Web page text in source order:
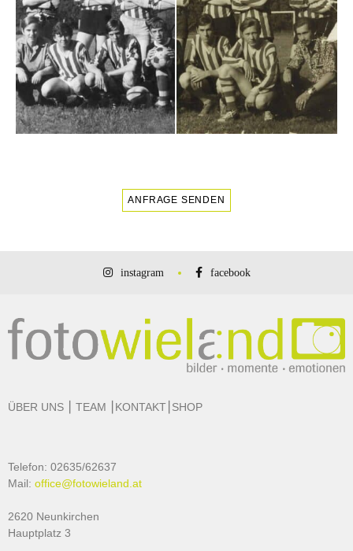
ANFRAGE SENDEN
instagram facebook
ÜBER UNS TEAM KONTAKT SHOP
Telefon: 02635/62637
Mail: office@fotowieland.at
2620 Neunkirchen
Hauptplatz 3